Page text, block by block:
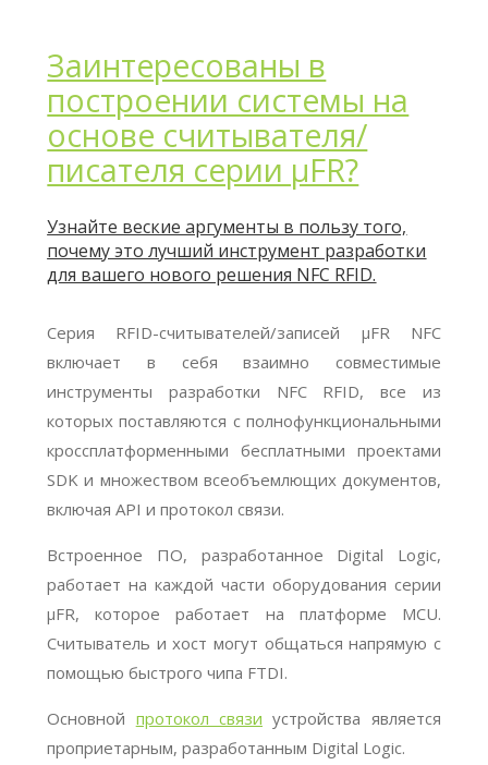
Заинтересованы в
построении системы на
основе считывателя/
писателя серии μFR?
Узнайте веские аргументы в пользу того,
почему это лучший инструмент разработки
для вашего нового решения NFC RFID.
Серия RFID-считывателей/записей μFR NFC
включает в себя взаимно совместимые
инструменты разработки NFC RFID, все из
которых поставляются с полнофункциональными
кроссплатформенными бесплатными проектами
SDK и множеством всеобъемлющих документов,
включая API и протокол связи.
Встроенное ПО, разработанное Digital Logic,
работает на каждой части оборудования серии
μFR, которое работает на платформе MCU.
Считыватель и хост могут общаться напрямую с
помощью быстрого чипа FTDI.
Основной протокол связи устройства является
проприетарным, разработанным Digital Logic.